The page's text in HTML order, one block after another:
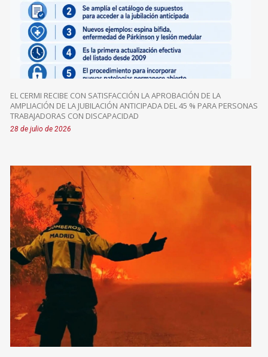
EL CERMI RECIBE CON SATISFACCIÓN LA APROBACIÓN DE LA
AMPLIACIÓN DE LA JUBILACIÓN ANTICIPADA DEL 45 % PARA PERSONAS
TRABAJADORAS CON DISCAPACIDAD
28 de julio de 2026